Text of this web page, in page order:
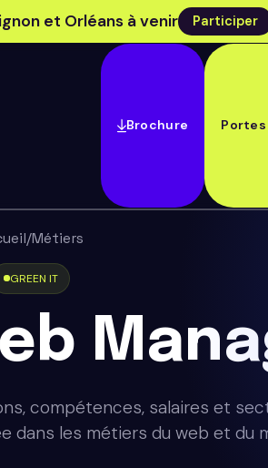
et Orléans à venir Participer
Brochure
/Métiers
GREEN IT
compétences, salaires et
dans les métiers du web et du